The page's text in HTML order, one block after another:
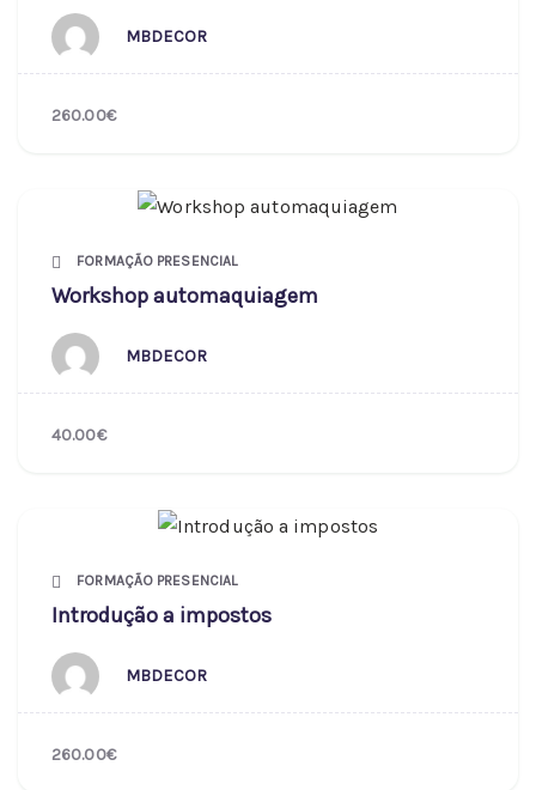
MBDECOR
260.00€
FORMAÇÃO PRESENCIAL
Workshop automaquiagem
MBDECOR
40.00€
FORMAÇÃO PRESENCIAL
Introdução a impostos
MBDECOR
260.00€